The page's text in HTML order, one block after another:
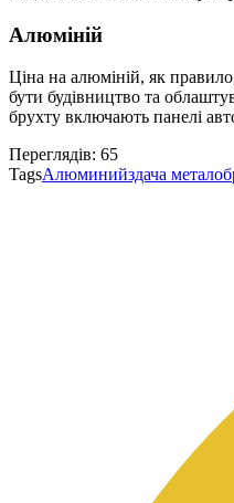
Алюміній
Ціна на алюміній, як
бути будівництво та
брухту включають панелі
Переглядів: 65
TagsАлюминийздача